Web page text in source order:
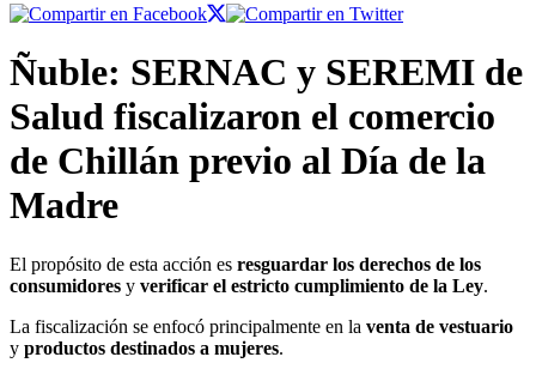
Ñuble: SERNAC y SEREMI de
Salud fiscalizaron el comercio
de Chillán previo al Día de la
Madre
El propósito de esta acción es resguardar los derechos de los
consumidores y verificar el estricto cumplimiento de la Ley.
La fiscalización se enfocó principalmente en la venta de vestuario
y productos destinados a mujeres.